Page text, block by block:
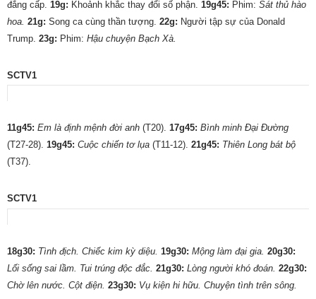
đẳng cấp. 19g: Khoảnh khắc thay đổi số phận. 19g45: Phim: Sát thủ hào
hoa. 21g: Song ca cùng thần tượng. 22g: Người tập sự của Donald
Trump. 23g: Phim: Hậu chuyện Bạch Xà.
SCTV1
11g45: Em là định mệnh đời anh (T20). 17g45: Bình minh Ðại Ðường
(T27-28). 19g45: Cuộc chiến tơ lụa (T11-12). 21g45: Thiên Long bát bộ
(T37).
SCTV1
18g30: Tình địch. Chiếc kim kỳ diệu. 19g30: Mộng làm đại gia. 20g30:
Lối sống sai lầm. Tui trúng độc đắc. 21g30: Lòng người khó đoán. 22g30:
Chờ lên nước. Cột điện. 23g30: Vụ kiện hi hữu. Chuyện tình trên sông.